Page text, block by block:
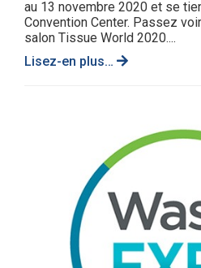
au 13 novembre 2020 et se
Convention Center. Passez
salon Tissue World 2020....
Lisez-en plus…